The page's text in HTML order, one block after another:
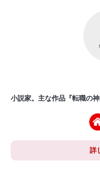
小説家。主な作品『転職の
詳